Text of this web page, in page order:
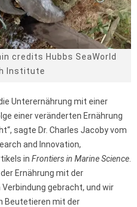
credits Hubbs SeaWorld
Institute
Unterernährung mit einer
einer veränderten Ernährung
sagte Dr. Charles Jacoby vom
and Innovation,
in Frontiers in Marine Science
Ernährung mit der
gebracht, und wir
Beutetieren mit der